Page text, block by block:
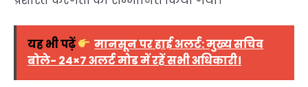
यह भी पढ़ें
मानसून पर हाई अलर्ट: मुख्य सचिव
बोले- 24×7 अलर्ट मोड में रहें सभी अधिकारी।